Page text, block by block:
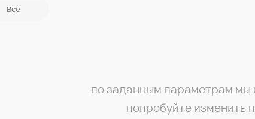
Все
по заданным параметрам мы
попробуйте изменить